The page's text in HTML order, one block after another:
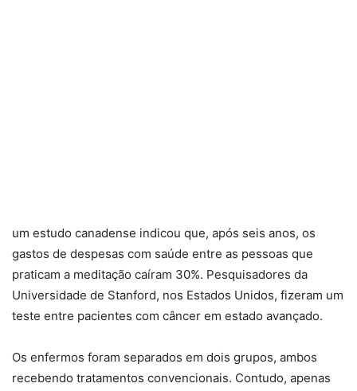
um estudo canadense indicou que, após seis anos, os
gastos de despesas com saúde entre as pessoas que
praticam a meditação caíram 30%. Pesquisadores da
Universidade de Stanford, nos Estados Unidos, fizeram um
teste entre pacientes com câncer em estado avançado.
Os enfermos foram separados em dois grupos, ambos
recebendo tratamentos convencionais. Contudo, apenas